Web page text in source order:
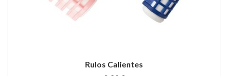
Rulos Calientes